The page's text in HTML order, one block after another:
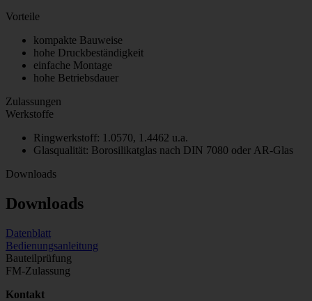
Vorteile
kompakte Bauweise
hohe Druckbeständigkeit
einfache Montage
hohe Betriebsdauer
Zulassungen
Werkstoffe
Ringwerkstoff: 1.0570, 1.4462 u.a.
Glasqualität: Borosilikatglas nach DIN 7080 oder AR-Glas
Downloads
Downloads
Datenblatt
Bedienungsanleitung
Bauteilprüfung
FM-Zulassung
Kontakt